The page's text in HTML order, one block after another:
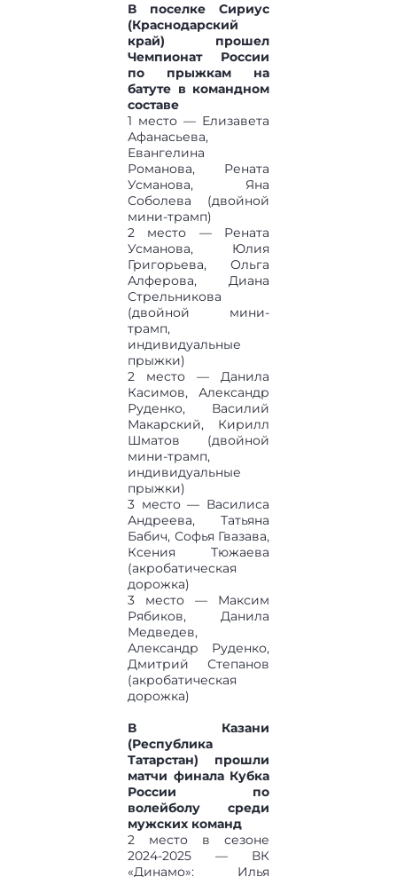
В поселке Сириус
(Краснодарский
край) прошел
Чемпионат России
по прыжкам на
батуте в командном
составе
1 место — Елизавета
Афанасьева,
Евангелина
Романова, Рената
Усманова, Яна
Соболева (двойной
мини-трамп)
2 место — Рената
Усманова, Юлия
Григорьева, Ольга
Алферова, Диана
Стрельникова
(двойной мини-
трамп,
индивидуальные
прыжки)
2 место — Данила
Касимов, Александр
Руденко, Василий
Макарский, Кирилл
Шматов (двойной
мини-трамп,
индивидуальные
прыжки)
3 место — Василиса
Андреева, Татьяна
Бабич, Софья Гвазава,
Ксения Тюжаева
(акробатическая
дорожка)
3 место — Максим
Рябиков, Данила
Медведев,
Александр Руденко,
Дмитрий Степанов
(акробатическая
дорожка)
В Казани
(Республика
Татарстан) прошли
матчи финала Кубка
России по
волейболу среди
мужских команд
2 место в сезоне
2024-2025 — ВК
«Динамо»: Илья